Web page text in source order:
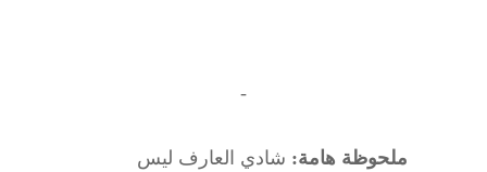
-
ملحوظة هامة: شادي العارف ليس